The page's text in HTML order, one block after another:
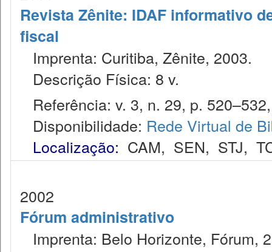
Revista Zênite: IDAF informativo
fiscal
Imprenta: Curitiba, Zênite, 2003.
Descrição Física: 8 v.
Referência: v. 3, n. 29, p.
Disponibilidade: Rede Virtual de
Localização: CAM, SEN, STJ,
2002
Fórum administrativo
Imprenta: Belo Horizonte, Fórum,